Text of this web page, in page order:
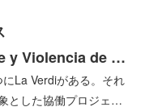
y Violencia de …
La Verdiがある。それ
とした協働プロジェ…